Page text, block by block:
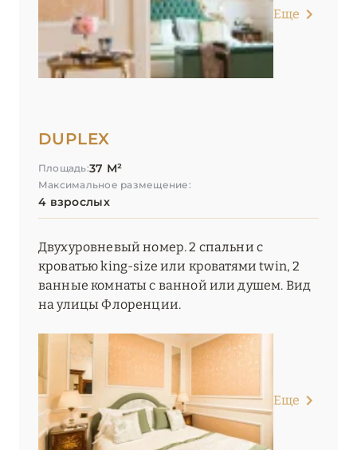
Еще
DUPLEX
Площадь:37 М²
Максимальное размещение:
4 взрослых
Двухуровневый номер. 2 спальни с
кроватью king-size или кроватями twin, 2
ванные комнаты с ванной или душем. Вид
на улицы Флоренции.
Еще